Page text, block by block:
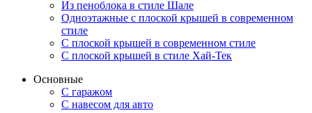
Из пеноблока в стиле Шале
Одноэтажные с плоской крышей в современном
стиле
С плоской крышей в современном стиле
С плоской крышей в стиле Хай-Тек
Основные
С гаражом
С навесом для авто